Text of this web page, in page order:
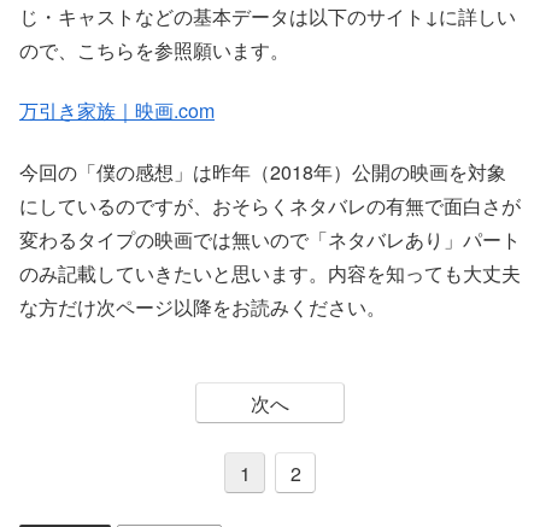
じ・キャストなどの基本データは以下のサイト↓に詳しい
ので、こちらを参照願います。
万引き家族｜映画.com
今回の「僕の感想」は昨年（2018年）公開の映画を対象
にしているのですが、おそらくネタバレの有無で面白さが
変わるタイプの映画では無いので「ネタバレあり」パート
のみ記載していきたいと思います。内容を知っても大丈夫
な方だけ次ページ以降をお読みください。
次へ
1 2